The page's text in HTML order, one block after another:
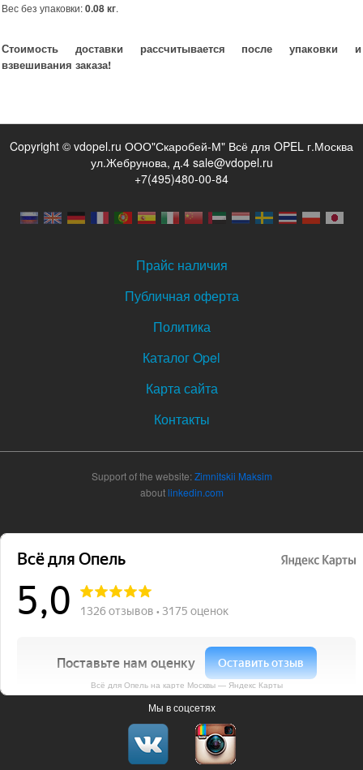
Вес без упаковки:0.08 кг.
Стоимость доставки рассчитывается после упаковки и
взвешивания заказа!
Copyright © vdopel.ru ООО"Скаробей-М" Всё для OPEL г.Москва
ул.Жебрунова, д.4 sale@vdopel.ru
+7(495)480-00-84
Прайс наличия
Публичная оферта
Политика
Каталог Opel
Карта сайта
Контакты
Support of the website:Zimnitskii Maksim
aboutlinkedin.com
Всё для Опель на карте Москвы — Яндекс Карты
Мы в соцсетях